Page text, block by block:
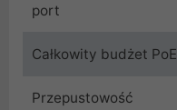
port
Całkowity budżet PoE
Przepustowość